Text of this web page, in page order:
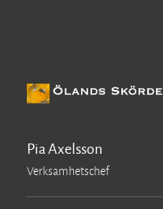
Pia Axelsson
Verksamhetschef